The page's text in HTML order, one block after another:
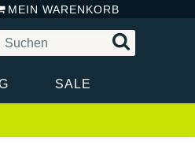
MEIN WARENKORB
SALE